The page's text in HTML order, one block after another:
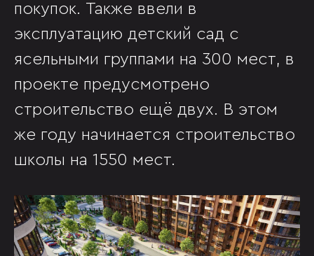
покупок. Также ввели в
эксплуатацию детский сад с
ясельными группами на 300 мест, в
проекте предусмотрено
строительство ещё двух. В этом
же году начинается строительство
школы на 1550 мест.